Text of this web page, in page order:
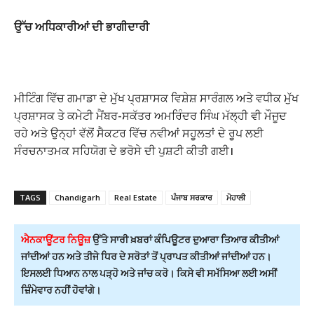
ਉੱਚ ਅਧਿਕਾਰੀਆਂ ਦੀ ਭਾਗੀਦਾਰੀ
ਮੀਟਿੰਗ ਵਿੱਚ ਗਮਾਡਾ ਦੇ ਮੁੱਖ ਪ੍ਰਸ਼ਾਸਕ ਵਿਸ਼ੇਸ਼ ਸਾਰੰਗਲ ਅਤੇ ਵਧੀਕ ਮੁੱਖ
ਪ੍ਰਸ਼ਾਸਕ ਤੇ ਕਮੇਟੀ ਮੈਂਬਰ-ਸਕੱਤਰ ਅਮਰਿੰਦਰ ਸਿੰਘ ਮੱਲ੍ਹੀ ਵੀ ਮੌਜੂਦ
ਰਹੇ ਅਤੇ ਉਨ੍ਹਾਂ ਵੱਲੋਂ ਸੈਕਟਰ ਵਿੱਚ ਨਵੀਆਂ ਸਹੂਲਤਾਂ ਦੇ ਰੂਪ ਲਈ
ਸੰਰਚਨਾਤਮਕ ਸਹਿਯੋਗ ਦੇ ਭਰੋਸੇ ਦੀ ਪੁਸ਼ਟੀ ਕੀਤੀ ਗਈ।
TAGS Chandigarh Real Estate ਪੰਜਾਬ ਸਰਕਾਰ ਮੋਹਾਲੀ
ਐਨਕਾਊਂਟਰ ਨਿਊਜ਼ਉੱਤੇ ਸਾਰੀ ਖ਼ਬਰਾਂ ਕੰਪਿਊਟਰ ਦੁਆਰਾ ਤਿਆਰ ਕੀਤੀਆਂ
ਜਾਂਦੀਆਂ ਹਨ ਅਤੇ ਤੀਜੇ ਧਿਰ ਦੇ ਸਰੋਤਾਂ ਤੋਂ ਪ੍ਰਾਪਤ ਕੀਤੀਆਂ ਜਾਂਦੀਆਂ ਹਨ।
ਇਸਲਈ ਧਿਆਨ ਨਾਲ ਪੜ੍ਹੋ ਅਤੇ ਜਾਂਚ ਕਰੋ। ਕਿਸੇ ਵੀ ਸਮੱਸਿਆ ਲਈ ਅਸੀਂ
ਜ਼ਿੰਮੇਵਾਰ ਨਹੀਂ ਹੋਵਾਂਗੇ।